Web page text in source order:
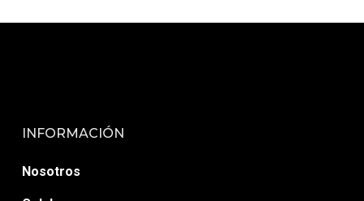
INFORMACIÓN
Nosotros